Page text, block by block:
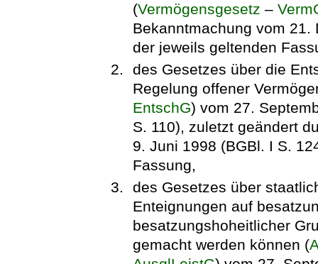
(Vermögensgesetz –
Bekanntmachung vom 21.
der jeweils geltenden
des Gesetzes über die
Regelung offener
EntschG) vom 27.
S. 110), zuletzt geändert
9. Juni 1998 (BGBl. I S.
Fassung,
des Gesetzes über
Enteignungen auf
besatzungshoheitlicher
gemacht werden können (